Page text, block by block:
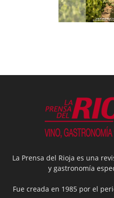
La Prensa del Rioja es una
y gastronomía
Fue creada en 1985 por el